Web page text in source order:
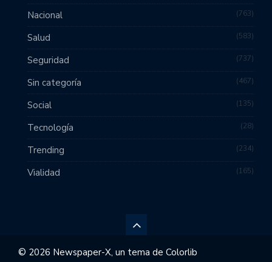
Nacional 763
Salud 583
Seguridad 737
Sin categoría 467
Social 135
Tecnología 28
Trending 234
Vialidad 165
© 2026 Newspaper-X, un tema de Colorlib